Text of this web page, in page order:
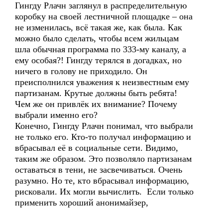
Гингду Рлачн заглянул в распределительную
коробку на своей лестничной площадке – она
не изменилась, всё такая же, как была. Как
можно было сделать, чтобы всем жильцам
шла обычная программа по 333-му каналу, а
ему особая?! Гингду терялся в догадках, но
ничего в голову не приходило. Он
преисполнился уважения к неизвестным ему
партизанам. Крутые должны быть ребята!
Чем же он привлёк их внимание? Почему
выбрали именно его?
Конечно, Гингду Рлачн понимал, что выбрали
не только его. Кто-то получал информацию и
вбрасывал её в социальные сети. Видимо,
таким же образом. Это позволяло партизанам
оставаться в тени, не засвечиваться. Очень
разумно. Но те, кто вбрасывал информацию,
рисковали. Их могли вычислить. Если только
применить хороший анонимайзер,